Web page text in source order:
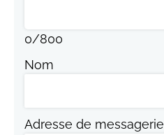
0/800
Nom
Adresse de messagerie